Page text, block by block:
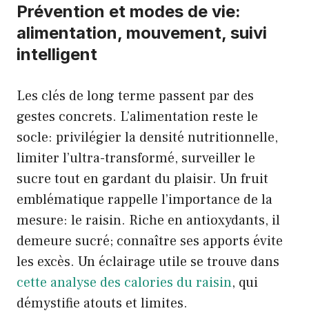
Prévention et modes de vie:
alimentation, mouvement, suivi
intelligent
Les clés de long terme passent par des
gestes concrets. L’alimentation reste le
socle: privilégier la densité nutritionnelle,
limiter l’ultra-transformé, surveiller le
sucre tout en gardant du plaisir. Un fruit
emblématique rappelle l’importance de la
mesure: le raisin. Riche en antioxydants, il
demeure sucré; connaître ses apports évite
les excès. Un éclairage utile se trouve dans
cette analyse des calories du raisin, qui
démystifie atouts et limites.